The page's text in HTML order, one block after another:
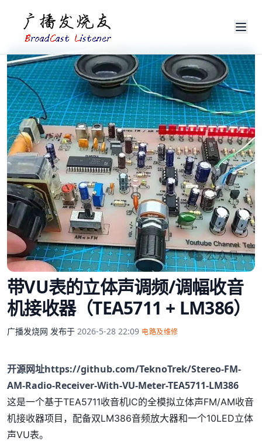
带VU表的立体声调频/调幅收音
机接收器（TEA5711 + LM386）
广播发烧网 发布于 2026-5-28 22:09 电路及维修
开源网址https://github.com/TeknoTrek/Stereo-FM-
AM-Radio-Receiver-With-VU-Meter-TEA5711-LM386
这是一个基于TEA5711收音机IC的全模拟立体声FM/AM收音
机接收器项目，配备双LM386音频放大器和一个10LED立体
声VU表。